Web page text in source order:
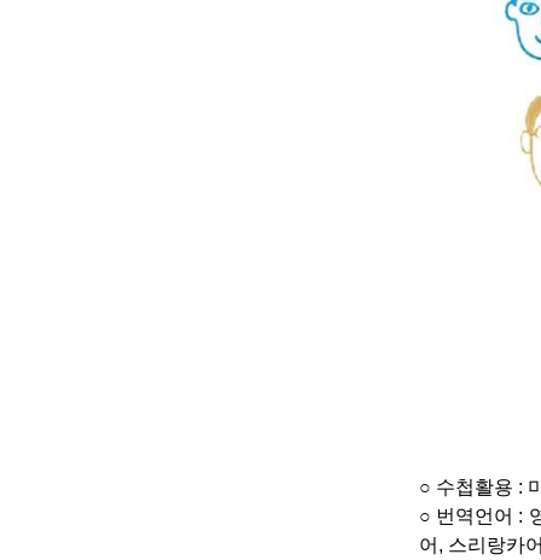
○ 수첩활용 :
○ 번역언어 :
어 , 스리랑카